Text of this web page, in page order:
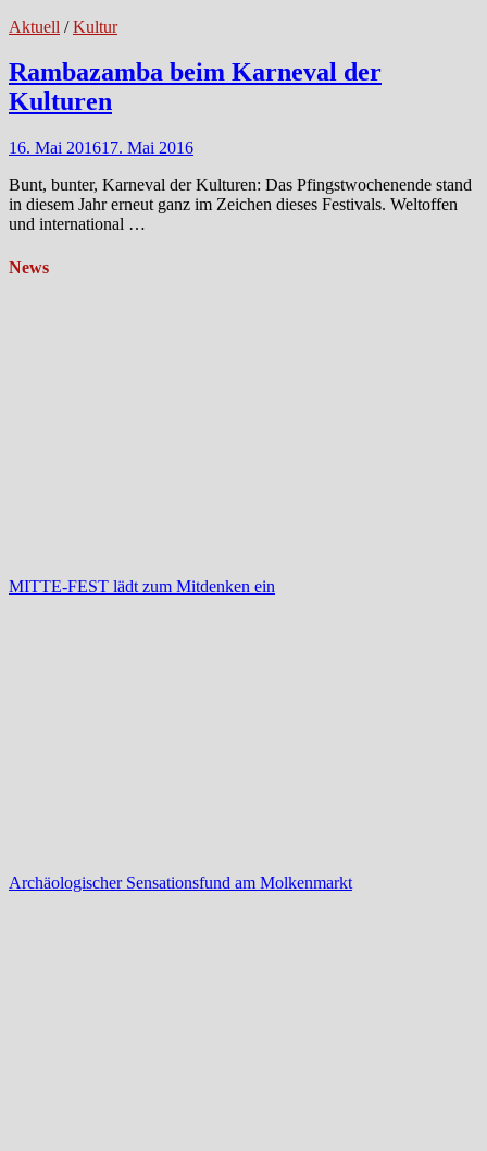
Aktuell /Kultur
Rambazamba beim Karneval der
Kulturen
16. Mai 201617. Mai 2016
Bunt, bunter, Karneval der Kulturen: Das Pfingstwochenende stand
in diesem Jahr erneut ganz im Zeichen dieses Festivals. Weltoffen
und international …
News
MITTE-FEST lädt zum Mitdenken ein
Archäologischer Sensationsfund am Molkenmarkt